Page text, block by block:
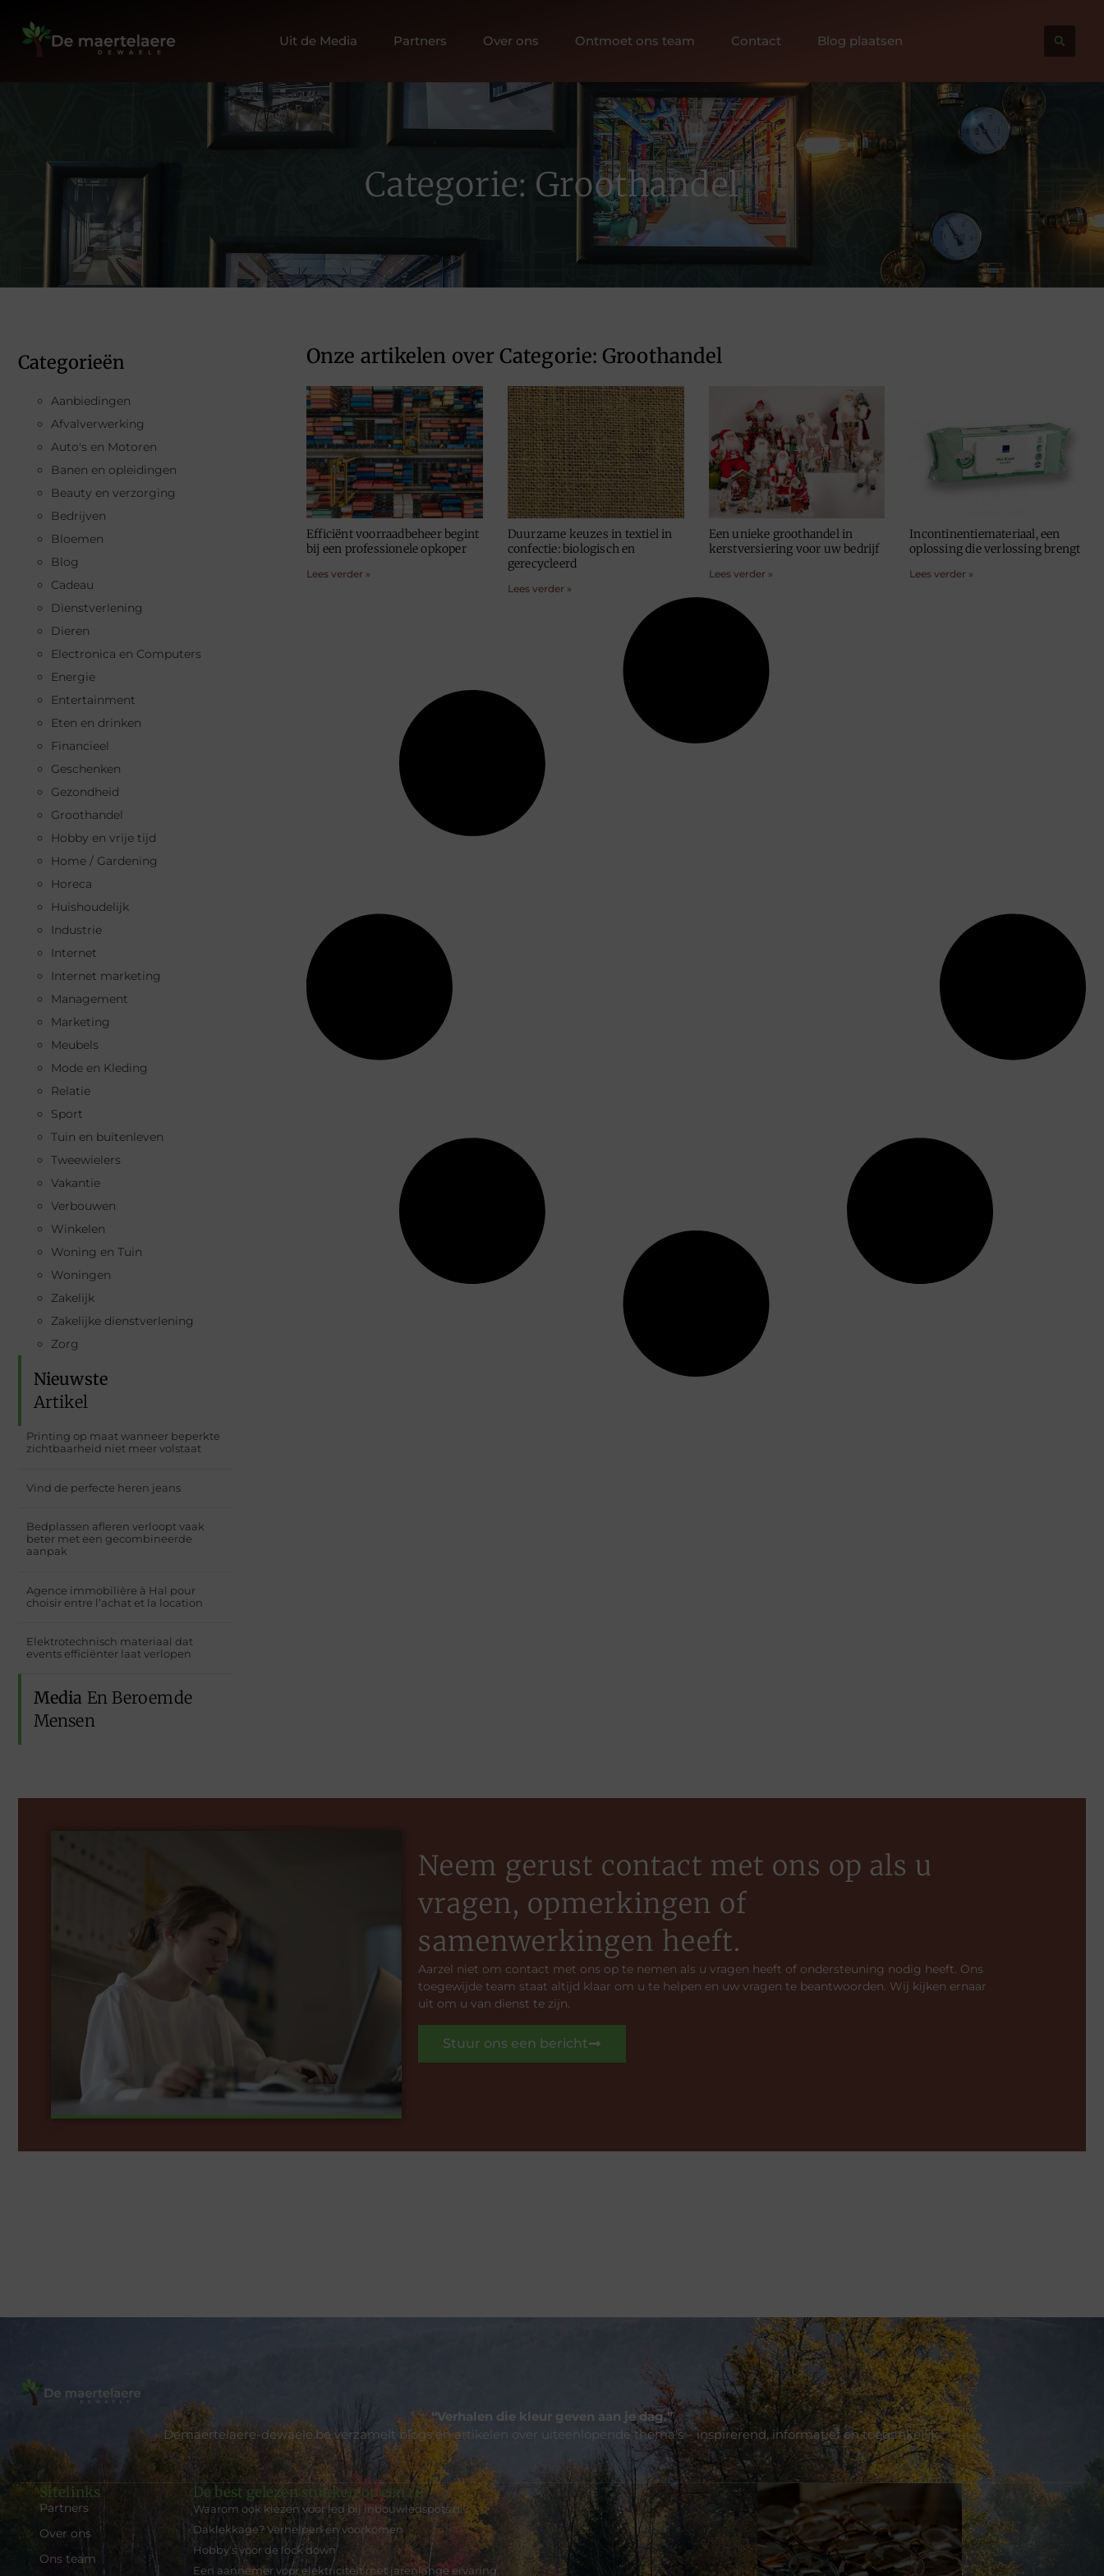
Uit de Media Partners Over ons Ontmoet ons team Contact Blog plaatsen
Categorie: Groothandel
Categorieën
Aanbiedingen
Afvalverwerking
Auto's en Motoren
Banen en opleidingen
Beauty en verzorging
Bedrijven
Bloemen
Blog
Cadeau
Dienstverlening
Dieren
Electronica en Computers
Energie
Entertainment
Eten en drinken
Financieel
Geschenken
Gezondheid
Groothandel
Hobby en vrije tijd
Home / Gardening
Horeca
Huishoudelijk
Industrie
Internet
Internet marketing
Management
Marketing
Meubels
Mode en Kleding
Relatie
Sport
Tuin en buitenleven
Tweewielers
Vakantie
Verbouwen
Winkelen
Woning en Tuin
Woningen
Zakelijk
Zakelijke dienstverlening
Zorg
Nieuwste
Artikel
Printing op maat wanneer beperkte
zichtbaarheid niet meer volstaat
Vind de perfecte heren jeans
Bedplassen afleren verloopt vaak
beter met een gecombineerde
aanpak
Agence immobilière à Hal pour
choisir entre l’achat et la location
Elektrotechnisch materiaal dat
events efficiënter laat verlopen
Media En Beroemde
Mensen
Onze artikelen over Categorie: Groothandel
Efficiënt voorraadbeheer begint
bij een professionele opkoper
Lees verder »
Duurzame keuzes in textiel in
confectie: biologisch en
gerecycleerd
Lees verder »
Een unieke groothandel in
kerstversiering voor uw bedrijf
Lees verder »
Incontinentiemateriaal, een
oplossing die verlossing brengt
Lees verder »
Neem gerust contact met ons op als u
vragen, opmerkingen of
samenwerkingen heeft.
Aarzel niet om contact met ons op te nemen als u vragen heeft of ondersteuning nodig heeft. Ons
toegewijde team staat altijd klaar om u te helpen en uw vragen te beantwoorden. Wij kijken ernaar
uit om u van dienst te zijn.
Stuur ons een bericht
“Verhalen die kleur geven aan je dag.”
Demaertelaere-dewaele.be verzamelt blogs en artikelen over uiteenlopende thema’s – inspirerend, informatief en toegankelijk.
Sitelinks
Partners
Over ons
Ons team
De best gelezen stukken op een rij
Waarom ook kiezen voor led bij inbouwledspots.nl?
Daklekkage? Verhelpen en voorkomen
Hobby’s voor de lock down
Een aannemer voor elektriciteit met jarenlange ervaring